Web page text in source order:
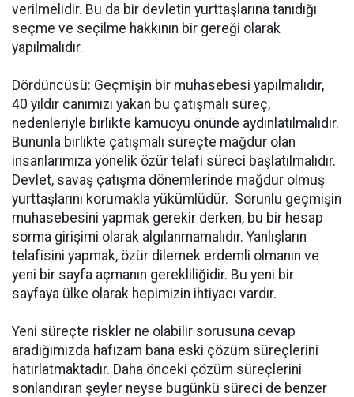
verilmelidir. Bu da bir devletin yurttaşlarına tanıdığı
seçme ve seçilme hakkının bir gereği olarak
yapılmalıdır.
Dördüncüsü: Geçmişin bir muhasebesi yapılmalıdır,
40 yıldır canımızı yakan bu çatışmalı süreç,
nedenleriyle birlikte kamuoyu önünde aydınlatılmalıdır.
Bununla birlikte çatışmalı süreçte mağdur olan
insanlarımıza yönelik özür telafi süreci başlatılmalıdır.
Devlet, savaş çatışma dönemlerinde mağdur olmuş
yurttaşlarını korumakla yükümlüdür. Sorunlu geçmişin
muhasebesini yapmak gerekir derken, bu bir hesap
sorma girişimi olarak algılanmamalıdır. Yanlışların
telafisini yapmak, özür dilemek erdemli olmanın ve
yeni bir sayfa açmanın gerekliliğidir. Bu yeni bir
sayfaya ülke olarak hepimizin ihtiyacı vardır.
Yeni süreçte riskler ne olabilir sorusuna cevap
aradığımızda hafızam bana eski çözüm süreçlerini
hatırlatmaktadır. Daha önceki çözüm süreçlerini
sonlandıran şeyler neyse bugünkü süreci de benzer